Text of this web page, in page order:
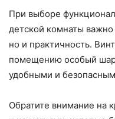
При выборе
детской комнаты важно
но и практичность.
помещению особый
удобными и
Обратите внимание на